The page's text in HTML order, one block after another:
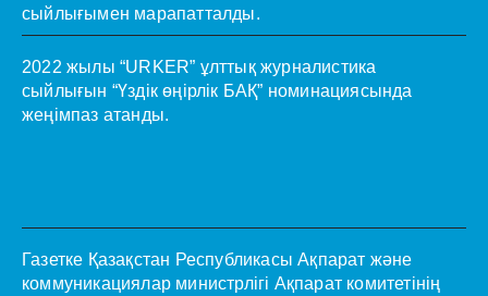
сыйлығымен марапатталды.
2022 жылы “URKER” ұлттық журналистика
сыйлығын “Үздік өңірлік БАҚ” номинациясында
жеңімпаз атанды.
Газетке Қазақстан Республикасы Ақпарат және
коммуникациялар министрлігі Ақпарат комитетінің